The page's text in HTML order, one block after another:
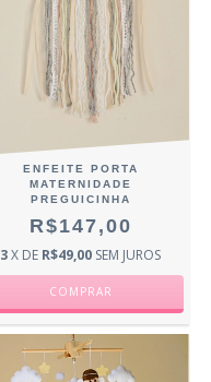
ENFEITE PORTA
MATERNIDADE
PREGUICINHA
R$147,00
3X DE R$49,00 SEM JUROS